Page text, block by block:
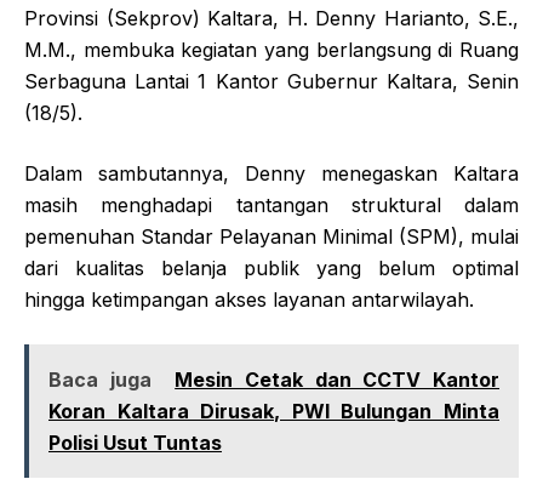
Provinsi (Sekprov) Kaltara, H. Denny Harianto, S.E.,
M.M., membuka kegiatan yang berlangsung di Ruang
Serbaguna Lantai 1 Kantor Gubernur Kaltara, Senin
(18/5).
Dalam sambutannya, Denny menegaskan Kaltara
masih menghadapi tantangan struktural dalam
pemenuhan Standar Pelayanan Minimal (SPM), mulai
dari kualitas belanja publik yang belum optimal
hingga ketimpangan akses layanan antarwilayah.
Baca juga
Mesin Cetak dan CCTV Kantor
Koran Kaltara Dirusak, PWI Bulungan Minta
Polisi Usut Tuntas